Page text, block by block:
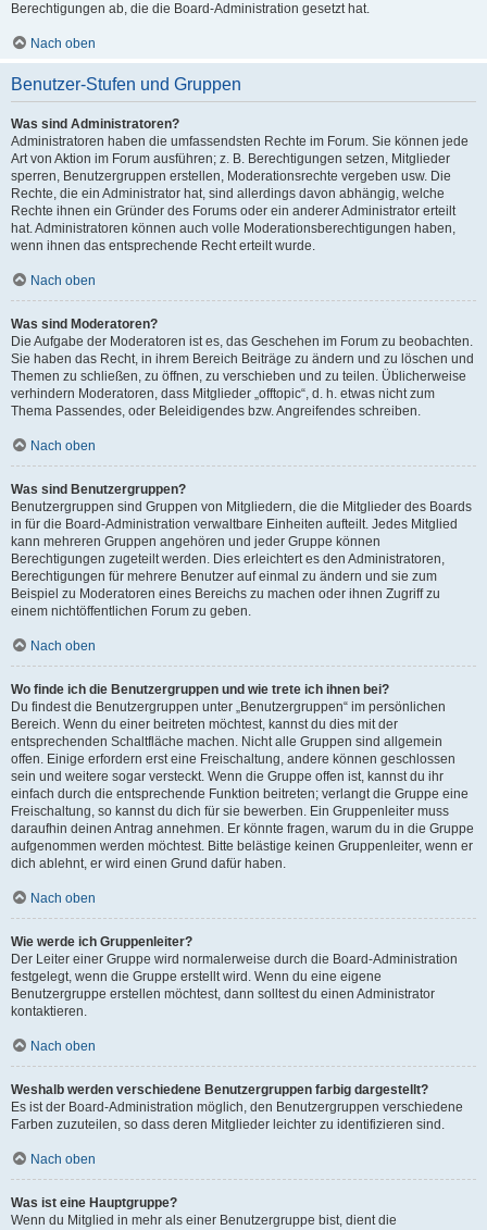
Berechtigungen ab, die die Board-Administration gesetzt hat.
Nach oben
Benutzer-Stufen und Gruppen
Was sind Administratoren?
Administratoren haben die umfassendsten Rechte im Forum. Sie können jede
Art von Aktion im Forum ausführen; z. B. Berechtigungen setzen, Mitglieder
sperren, Benutzergruppen erstellen, Moderationsrechte vergeben usw. Die
Rechte, die ein Administrator hat, sind allerdings davon abhängig, welche
Rechte ihnen ein Gründer des Forums oder ein anderer Administrator erteilt
hat. Administratoren können auch volle Moderationsberechtigungen haben,
wenn ihnen das entsprechende Recht erteilt wurde.
Nach oben
Was sind Moderatoren?
Die Aufgabe der Moderatoren ist es, das Geschehen im Forum zu beobachten.
Sie haben das Recht, in ihrem Bereich Beiträge zu ändern und zu löschen und
Themen zu schließen, zu öffnen, zu verschieben und zu teilen. Üblicherweise
verhindern Moderatoren, dass Mitglieder „offtopic“, d. h. etwas nicht zum
Thema Passendes, oder Beleidigendes bzw. Angreifendes schreiben.
Nach oben
Was sind Benutzergruppen?
Benutzergruppen sind Gruppen von Mitgliedern, die die Mitglieder des Boards
in für die Board-Administration verwaltbare Einheiten aufteilt. Jedes Mitglied
kann mehreren Gruppen angehören und jeder Gruppe können
Berechtigungen zugeteilt werden. Dies erleichtert es den Administratoren,
Berechtigungen für mehrere Benutzer auf einmal zu ändern und sie zum
Beispiel zu Moderatoren eines Bereichs zu machen oder ihnen Zugriff zu
einem nichtöffentlichen Forum zu geben.
Nach oben
Wo finde ich die Benutzergruppen und wie trete ich ihnen bei?
Du findest die Benutzergruppen unter „Benutzergruppen“ im persönlichen
Bereich. Wenn du einer beitreten möchtest, kannst du dies mit der
entsprechenden Schaltfläche machen. Nicht alle Gruppen sind allgemein
offen. Einige erfordern erst eine Freischaltung, andere können geschlossen
sein und weitere sogar versteckt. Wenn die Gruppe offen ist, kannst du ihr
einfach durch die entsprechende Funktion beitreten; verlangt die Gruppe eine
Freischaltung, so kannst du dich für sie bewerben. Ein Gruppenleiter muss
daraufhin deinen Antrag annehmen. Er könnte fragen, warum du in die Gruppe
aufgenommen werden möchtest. Bitte belästige keinen Gruppenleiter, wenn er
dich ablehnt, er wird einen Grund dafür haben.
Nach oben
Wie werde ich Gruppenleiter?
Der Leiter einer Gruppe wird normalerweise durch die Board-Administration
festgelegt, wenn die Gruppe erstellt wird. Wenn du eine eigene
Benutzergruppe erstellen möchtest, dann solltest du einen Administrator
kontaktieren.
Nach oben
Weshalb werden verschiedene Benutzergruppen farbig dargestellt?
Es ist der Board-Administration möglich, den Benutzergruppen verschiedene
Farben zuzuteilen, so dass deren Mitglieder leichter zu identifizieren sind.
Nach oben
Was ist eine Hauptgruppe?
Wenn du Mitglied in mehr als einer Benutzergruppe bist, dient die